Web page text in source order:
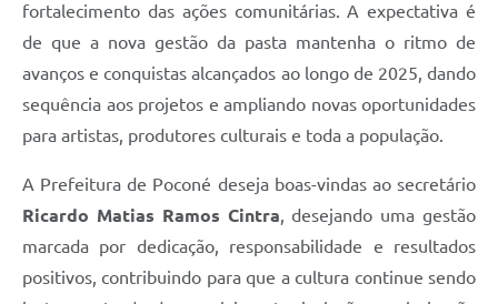
fortalecimento das ações comunitárias. A expectativa é
de que a nova gestão da pasta mantenha o ritmo de
avanços e conquistas alcançados ao longo de 2025, dando
sequência aos projetos e ampliando novas oportunidades
para artistas, produtores culturais e toda a população.
A Prefeitura de Poconé deseja boas-vindas ao secretário
Ricardo Matias Ramos Cintra, desejando uma gestão
marcada por dedicação, responsabilidade e resultados
positivos, contribuindo para que a cultura continue sendo